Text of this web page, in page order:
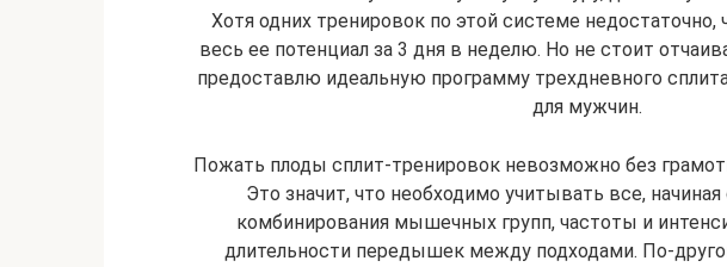
Хотя одних тренировок по этой системе недостаточно,
весь ее потенциал за 3 дня в неделю. Но не стоит
предоставлю идеальную программу трехдневного
для мужчин.
Пожать плоды сплит-тренировок невозможно без
Это значит, что необходимо учитывать все,
комбинирования мышечных групп, частоты и
длительности передышек между подходами. По-